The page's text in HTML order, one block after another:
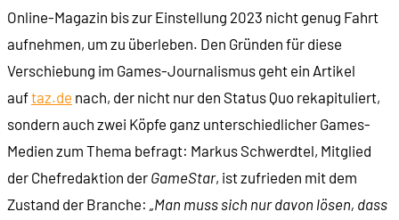
Online-Magazin bis zur Einstellung 2023 nicht genug Fahrt
aufnehmen, um zu überleben. Den Gründen für diese
Verschiebung im Games-Journalismus geht ein Artikel
auftaz.de nach, der nicht nur den Status Quo rekapituliert,
sondern auch zwei Köpfe ganz unterschiedlicher Games-
Medien zum Thema befragt: Markus Schwerdtel, Mitglied
der Chefredaktion der GameStar, ist zufrieden mit dem
Zustand der Branche: „Man muss sich nur davon lösen, dass